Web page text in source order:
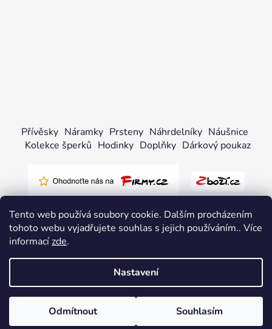
Tento web používá soubory cookie. Dalším procházením
tohoto webu vyjadřujete souhlas s jejich používáním.. Více
informacízde.
Nastavení
Odmítnout Souhlasím
Přívěsky Náramky Prsteny Náhrdelníky Náušnice
Kolekce šperků Hodinky Doplňky Dárkový poukaz
Vytvořil Shoptet
Copyright 2026pandjjewellery.cz. Všechna práva
vyhrazena.Upravit nastavení cookies
Odstoupit od smlouvy